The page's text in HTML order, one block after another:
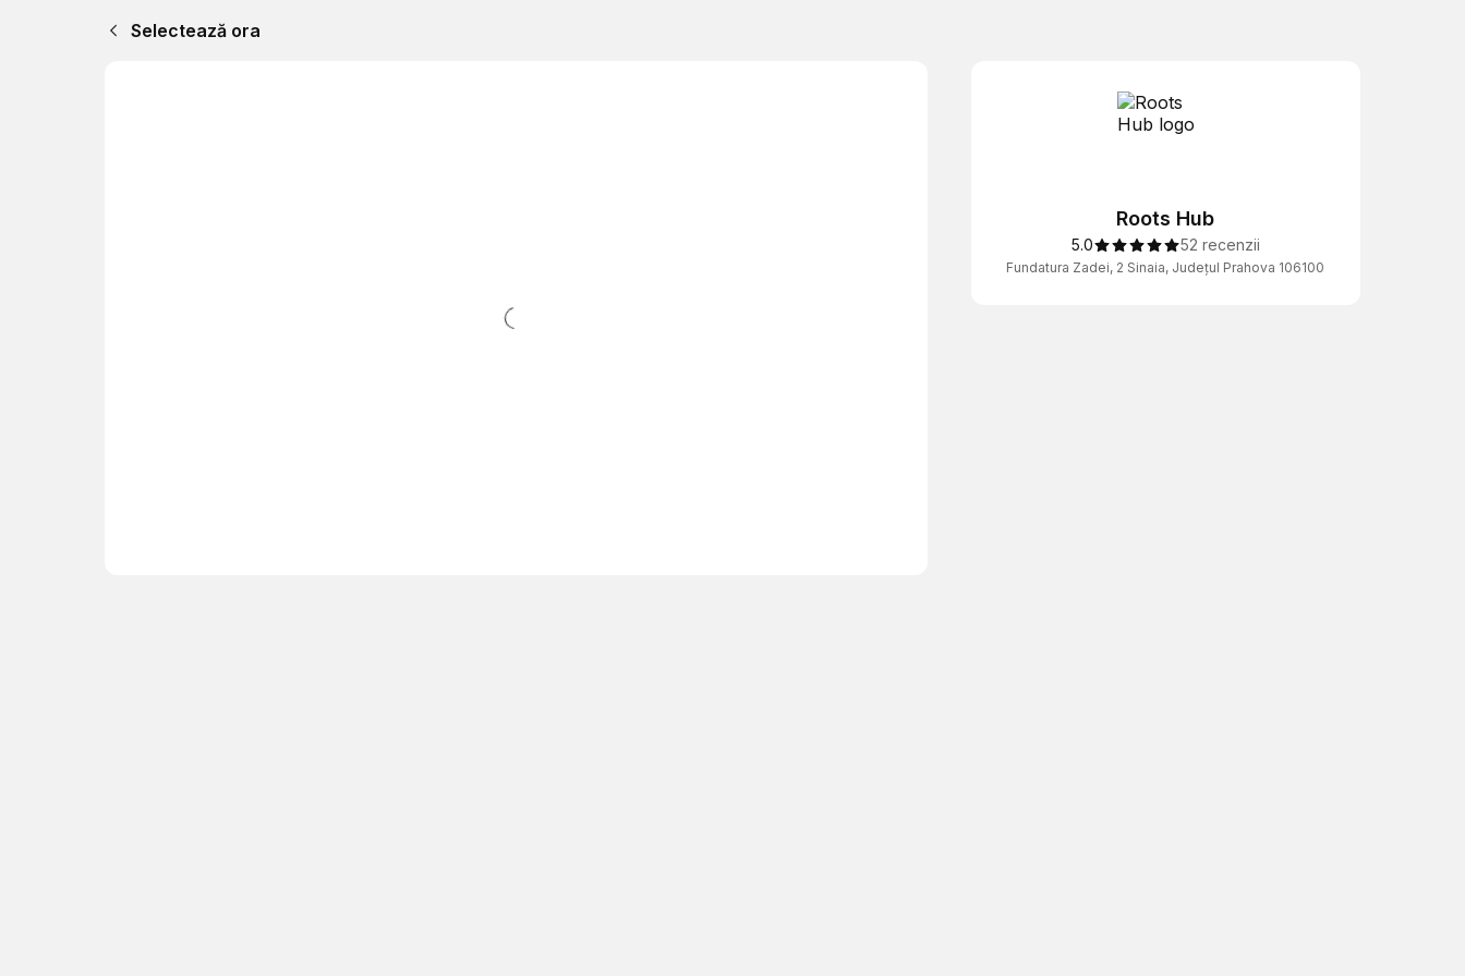
Selectează ora
Roots Hub
5.0 52 recenzii
Fundatura Zadei, 2 Sinaia, Județul Prahova 106100